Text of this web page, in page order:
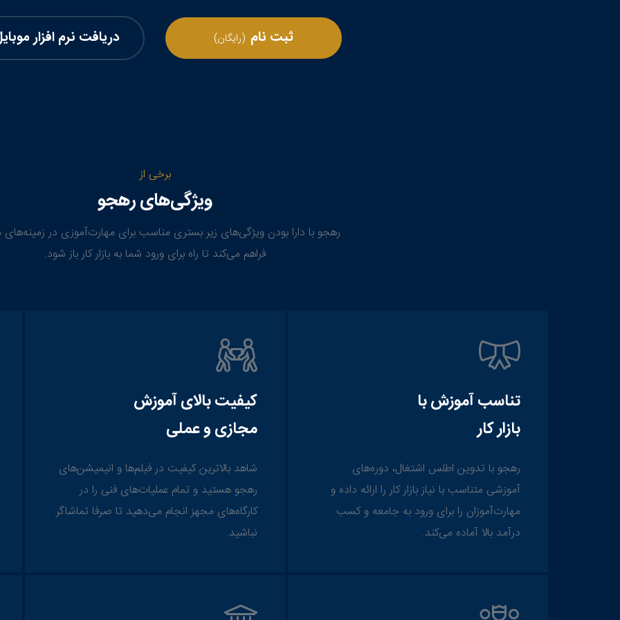
ثبت نام (رایگان) دریافت نرم افزار
برخی از
ویژگی‌های رهجو
رهجو با دارا بودن ویژگی‌های زیر بستری مناسب برای مهارت‌آموزی در
فراهم می‌کند تا راه برای ورود شما به بازار کار باز شود.
تناسب آموزش با
بازار کار
رهجو با تدوین اطلس اشتغال، دوره‌های
آموزشی متناسب با نیاز بازار کار را ارائه داده و
مهارت‌آموزان را برای ورود به جامعه و کسب
درآمد بالا آماده می‌کند.
کیفیت بالای آموزش
مجازی و عملی
شاهد بالاترین کیفیت در فیلم‌ها و انیمیشن‌های
رهجو هستید و تمام عملیات‌های فنی را در
کارگاه‌های مجهز انجام می‌دهید تا صرفا تماشاگر
نباشید.